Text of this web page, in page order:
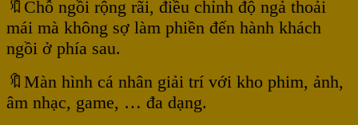
🔖Chỗ ngồi rộng rãi, điều chỉnh độ ngả thoải
mái mà không sợ làm phiền đến hành khách
ngồi ở phía sau.
🔖Màn hình cá nhân giải trí với kho phim, ảnh,
âm nhạc, game, … đa dạng.